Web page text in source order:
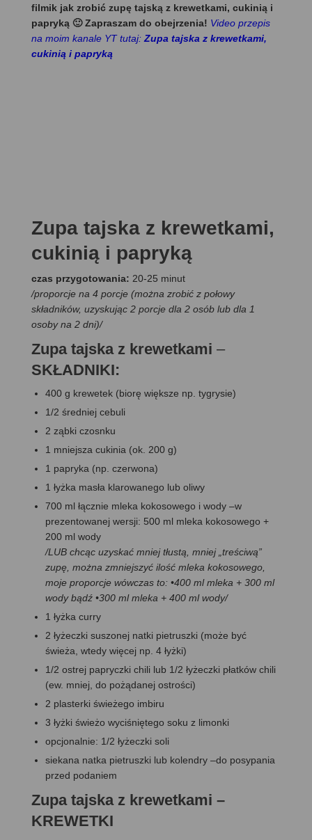
filmik jak zrobić zupę tajską z krewetkami, cukinią i
papryką 🙂 Zapraszam do obejrzenia! Video przepis
na moim kanale YT tutaj: Zupa tajska z krewetkami,
cukinią i papryką
Zupa tajska z krewetkami,
cukinią i papryką
czas przygotowania: 20-25 minut
/proporcje na 4 porcje (można zrobić z połowy
składników, uzyskując 2 porcje dla 2 osób lub dla 1
osoby na 2 dni)/
Zupa tajska z krewetkami –
SKŁADNIKI:
400 g krewetek (biorę większe np. tygrysie)
1/2 średniej cebuli
2 ząbki czosnku
1 mniejsza cukinia (ok. 200 g)
1 papryka (np. czerwona)
1 łyżka masła klarowanego lub oliwy
700 ml łącznie mleka kokosowego i wody –w
prezentowanej wersji: 500 ml mleka kokosowego +
200 ml wody
/LUB chcąc uzyskać mniej tłustą, mniej „treściwą”
zupę, można zmniejszyć ilość mleka kokosowego,
moje proporcje wówczas to: •400 ml mleka + 300 ml
wody bądź •300 ml mleka + 400 ml wody/
1 łyżka curry
2 łyżeczki suszonej natki pietruszki (może być
świeża, wtedy więcej np. 4 łyżki)
1/2 ostrej papryczki chili lub 1/2 łyżeczki płatków chili
(ew. mniej, do pożądanej ostrości)
2 plasterki świeżego imbiru
3 łyżki świeżo wyciśniętego soku z limonki
opcjonalnie: 1/2 łyżeczki soli
siekana natka pietruszki lub kolendry –do posypania
przed podaniem
Zupa tajska z krewetkami –
KREWETKI